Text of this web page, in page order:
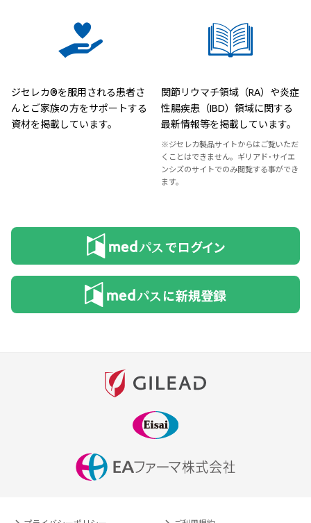
ジセレカ®を服用される患者さ
んとご家族の方をサポートする
資材を掲載しています。
関節リウマチ領域（RA）や炎症
性腸疾患（IBD）領域に関する
最新情報等を掲載しています。
※ジセレカ製品サイトからはご覧いただ
くことはできません。ギリアド･サイエ
ンシズのサイトでのみ閲覧する事ができ
ます。